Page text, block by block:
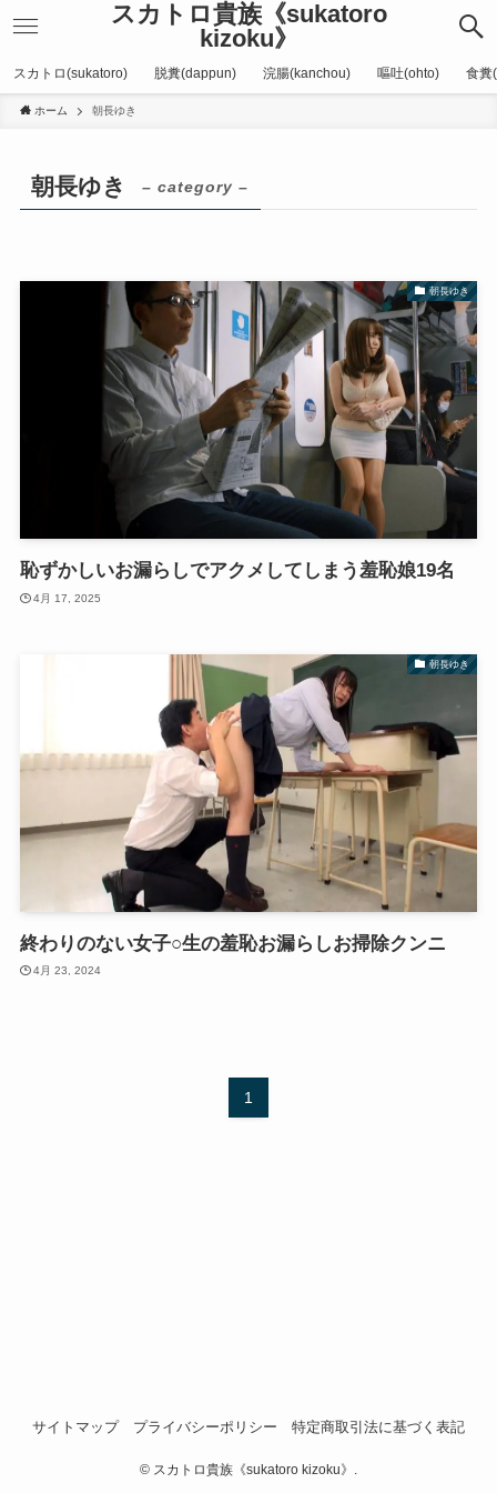
スカトロ貴族《sukatoro
kizoku》
スカトロ(sukatoro) 脱糞(dappun) 浣腸(kanchou) 嘔吐(ohto) 食糞
ホーム 朝長ゆき
朝長ゆき – category –
朝長ゆき
恥ずかしいお漏らしでアクメしてしまう羞恥娘19名
4月 17, 2025
朝長ゆき
終わりのない女子○生の羞恥お漏らしお掃除クンニ
4月 23, 2024
1
サイトマップ プライバシーポリシー 特定商取引法に基づく表記
© スカトロ貴族《sukatoro kizoku》.